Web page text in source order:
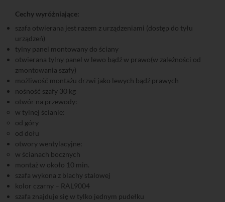
Cechy wyróżniające:
szafa otwierana jest razem z urządzeniami (dostęp do tyłu
urządzeń)
tylny panel montowany do ściany
otwierana tylny panel w lewo bądź w prawo(w zależności od
zmontowania szafy)
możliwość montażu drzwi jako lewych bądź prawych
nośność szafy 30 kg
otwór na przewody:
w tylnej ścianie:
od góry
od dołu
otwory wentylacyjne:
w ścianach bocznych
montaż w około 10 min.
szafa wykona z blachy stalowej
kolor czarny – RAL9004
szafa znajduje się w tylko jednym pudełku